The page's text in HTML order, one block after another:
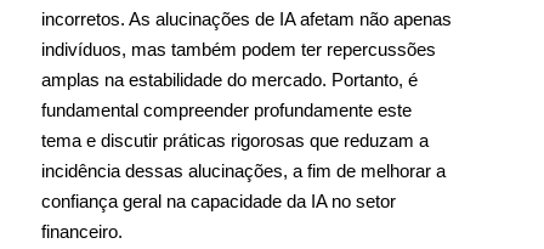
incorretos. As alucinações de IA afetam não apenas
indivíduos, mas também podem ter repercussões
amplas na estabilidade do mercado. Portanto, é
fundamental compreender profundamente este
tema e discutir práticas rigorosas que reduzam a
incidência dessas alucinações, a fim de melhorar a
confiança geral na capacidade da IA no setor
financeiro.